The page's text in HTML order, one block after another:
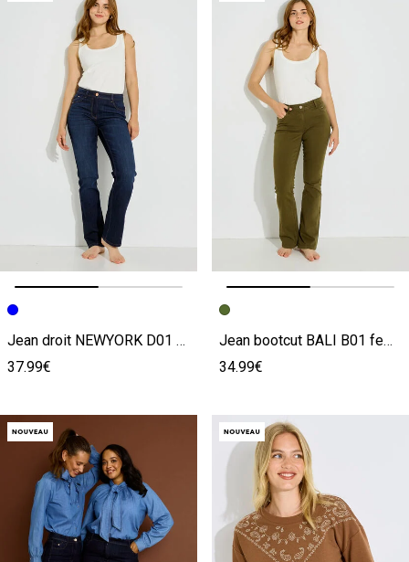
Image précédente
Image suivante
Jean droit NEWYORK D01 femme
37.99€
Image précédente
Image suivante
Jean bootcut BALI B01 femme
34.99€